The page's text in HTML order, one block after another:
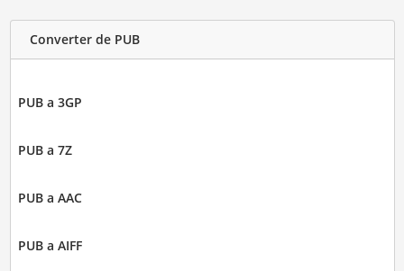
Converter de PUB
PUB a 3GP
PUB a 7Z
PUB a AAC
PUB a AIFF